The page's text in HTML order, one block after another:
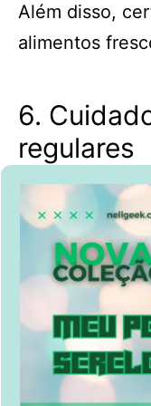
Além disso,
alimentos
6.
regulares